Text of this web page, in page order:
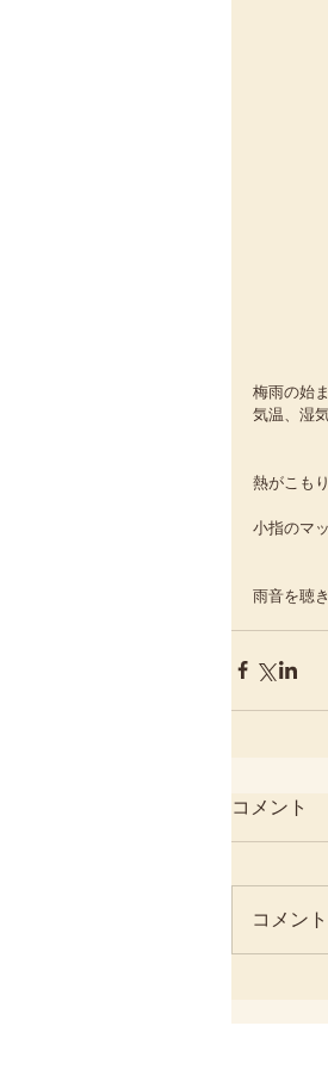
梅雨の始
気温、湿
熱がこも
小指のマ
雨音を聴
コメント
コメン